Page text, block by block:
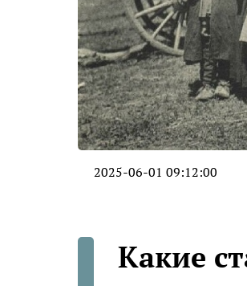
2025-06-01 09:12:00
Какие